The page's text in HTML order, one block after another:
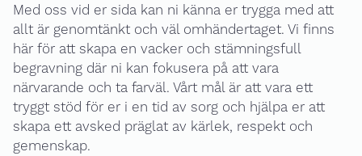
Med oss vid er sida kan ni känna er trygga med att
allt är genomtänkt och väl omhändertaget. Vi finns
här för att skapa en vacker och stämningsfull
begravning där ni kan fokusera på att vara
närvarande och ta farväl. Vårt mål är att vara ett
tryggt stöd för er i en tid av sorg och hjälpa er att
skapa ett avsked präglat av kärlek, respekt och
gemenskap.